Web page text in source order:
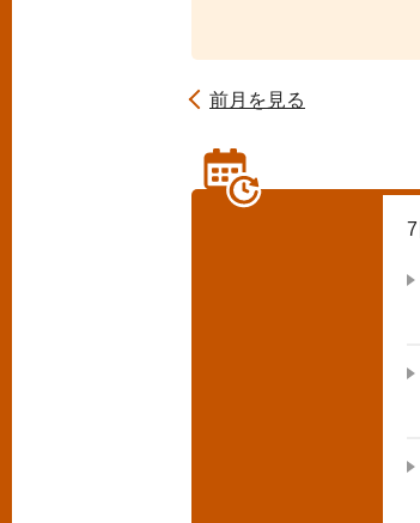
前月を見る
7